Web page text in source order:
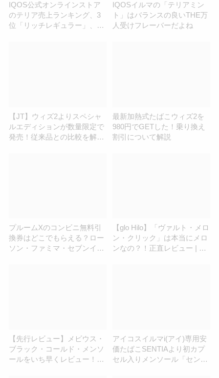
IQOS公式オンラインストア
のテリア売上ランキング、3
位「リッチレギュラー」、2
IQOSイルマの「テリアミン
ト」はバランスの良いTHE万
人受けフレーバーだよね
【JT】ウィズ2よりスペシャ
ルエディションが数量限定で
発売！従来品との比較を解
最新加熱式たばこウィズ2を
980円でGETした！乗り換え
割引について解説
プルームXのコンビニ無料引
換券はどこでもらえる？ロー
ソン・ファミマ・セブンイレ
【glo Hilo】「ヴァルト・メロ
ン・クリック」は本当にメロ
ンなの？！正直レビュー | ア
【先行レビュー】メビウス・
ブラック・コールド・メンソ
ールをいち早くレビュー！断
アイコスイルマi(アイ)専用安
価たばこSENTIAより初カプ
セル入りメンソール「センテ